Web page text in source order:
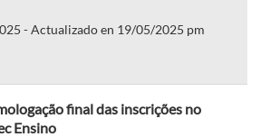
- Actualizado en 19/05/2025 pm
final das inscrições no
Ensino